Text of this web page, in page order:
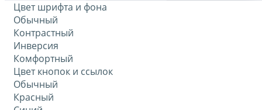
Цвет шрифта и фона
Обычный
Контрастный
Инверсия
Комфортный
Цвет кнопок и ссылок
Обычный
Красный